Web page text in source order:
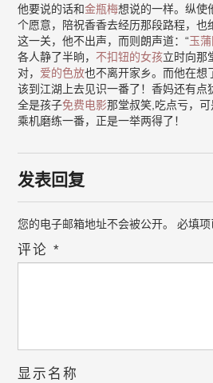
他要说的话和金瓶梅想说的一样。纵使
个愿意，陪祝香香去经历那段路程，也
这一关，他不出声，而则朗声道：“玉蒲
各人静了半晌， 不扣钮的女孩立时向那
对， 爱的色放也不离开家乡。而他在想
该到江湖上去见识一番了！香妈还有点
全是孩子免费电影那堂叔笑,吃点亏，
乘机磨练一番，正是一举两得了！
发表回复
您的电子邮箱地址不会被公开。 必填
评论*
显示名称